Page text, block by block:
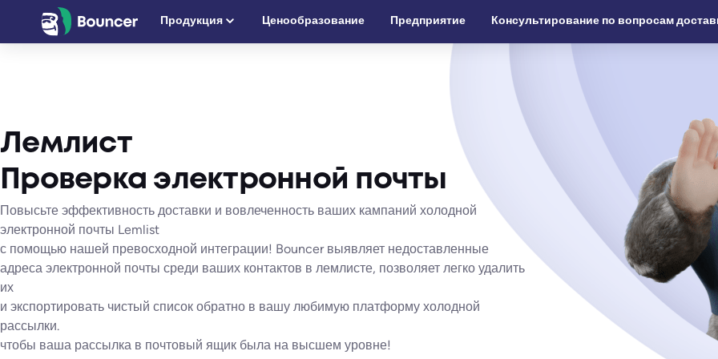
Перейти
Продукция Ценообразование Предприятие Консультирование по вопросам
Лемлист
Проверка электронной почты
Повысьте эффективность доставки и вовлеченность ваших кампаний холодной
электронной почты Lemlist
с помощью нашей превосходной интеграции! Bouncer выявляет недоставленные
адреса электронной почты среди ваших контактов в лемлисте, позволяет легко удалить
их
и экспортировать чистый список обратно в вашу любимую платформу холодной
рассылки.
чтобы ваша рассылка в почтовый ящик была на высшем уровне!